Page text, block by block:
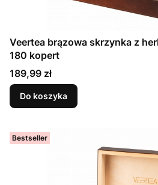
Veertea brązowa skrzynka z
180 kopert
Cena
189,99 zł
Do koszyka
Bestseller